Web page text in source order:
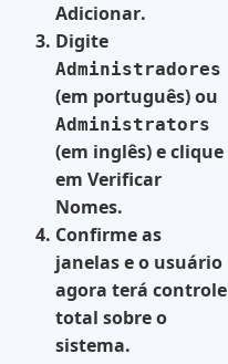
Adicionar.
Digite
Administradores
(em português) ou
Administrators
(em inglês) e clique
em Verificar
Nomes.
Confirme as
janelas e o usuário
agora terá controle
total sobre o
sistema.